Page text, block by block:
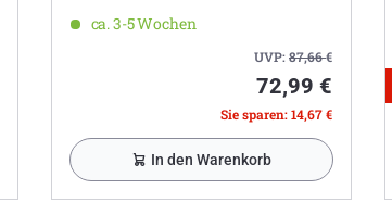
ca. 3-5 Wochen
UVP:87,66€
72,99 €
Sie sparen: 14,67 €
In den Warenkorb